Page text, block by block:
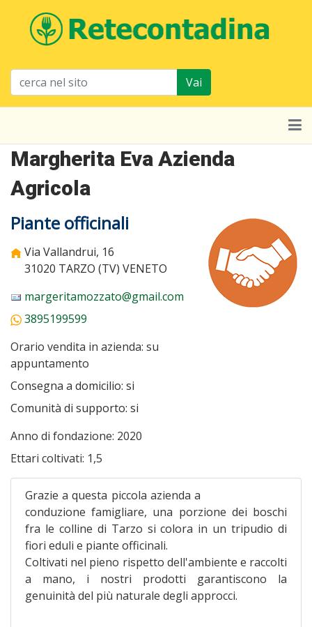
Vai
Margherita Eva Azienda
Agricola
Piante officinali
Via Vallandrui, 16
31020 TARZO (TV) VENETO
margeritamozzato@gmail.com
3895199599
Orario vendita in azienda: su
appuntamento
Consegna a domicilio: si
Comunità di supporto: si
Anno di fondazione: 2020
Ettari coltivati: 1,5
Grazie a questa piccola azienda a
conduzione famigliare, una porzione dei boschi
fra le colline di Tarzo si colora in un tripudio di
fiori eduli e piante officinali.
Coltivati nel pieno rispetto dell'ambiente e raccolti
a mano, i nostri prodotti garantiscono la
genuinità del più naturale degli approcci.